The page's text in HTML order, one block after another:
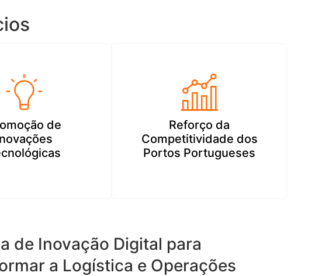
de
Reforço da
Competitividade dos
Portos Portugueses
de Inovação Digital para
a Logística e Operações